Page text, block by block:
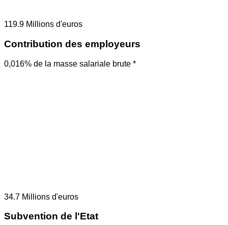
119.9 Millions d'euros
Contribution des employeurs
0,016% de la masse salariale brute *
34.7 Millions d'euros
Subvention de l'Etat